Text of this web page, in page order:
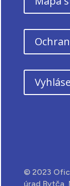
© 2023
úrad Bytča,